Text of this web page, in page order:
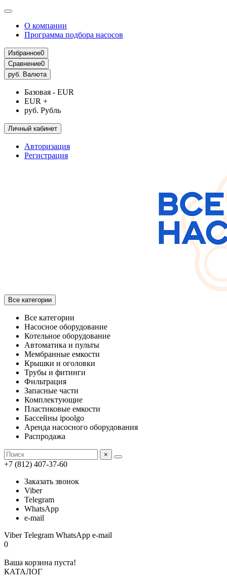
О компании
Программа подбора насосов
Избранное0
Сравнение0
руб. Валюта
Базовая - EUR
EUR +
руб. Рубль
Личный кабинет
Авторизация
Регистрация
Все категории
Все категории
Насосное оборудование
Котельное оборудование
Автоматика и пульты
Мембранные емкости
Крышки и оголовки
Трубы и фитинги
Фильтрация
Запасные части
Комплектующие
Пластиковые емкости
Бассейны ipoolgo
Аренда насосного оборудования
Распродажа
×
+7 (812) 407-37-60
Заказать звонок
Viber
Telegram
WhatsApp
e-mail
ViberTelegram WhatsApp e-mail
0
Ваша корзина пуста!
КАТАЛОГ